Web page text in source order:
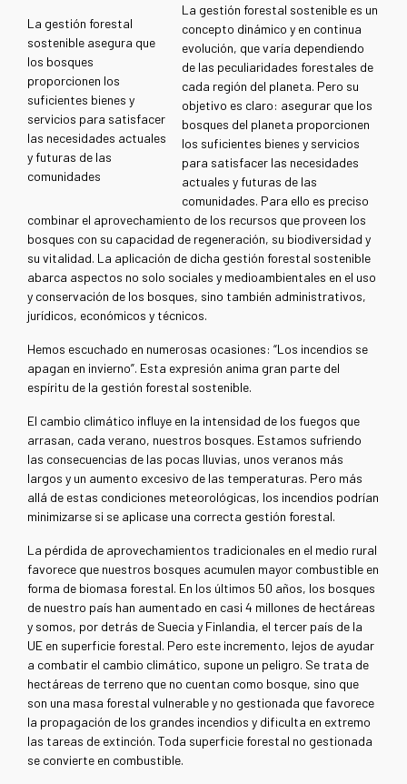
La gestión forestal
sostenible asegura que
los bosques
proporcionen los
suficientes bienes y
servicios para satisfacer
las necesidades actuales
y futuras de las
comunidades
La gestión forestal sostenible es un
concepto dinámico y en continua
evolución, que varía dependiendo
de las peculiaridades forestales de
cada región del planeta. Pero su
objetivo es claro: asegurar que los
bosques del planeta proporcionen
los suficientes bienes y servicios
para satisfacer las necesidades
actuales y futuras de las
comunidades. Para ello es preciso
combinar el aprovechamiento de los recursos que proveen los
bosques con su capacidad de regeneración, su biodiversidad y
su vitalidad. La aplicación de dicha gestión forestal sostenible
abarca aspectos no solo sociales y medioambientales en el uso
y conservación de los bosques, sino también administrativos,
jurídicos, económicos y técnicos.
Hemos escuchado en numerosas ocasiones: “Los incendios se
apagan en invierno”. Esta expresión anima gran parte del
espíritu de la gestión forestal sostenible.
El cambio climático influye en la intensidad de los fuegos que
arrasan, cada verano, nuestros bosques. Estamos sufriendo
las consecuencias de las pocas lluvias, unos veranos más
largos y un aumento excesivo de las temperaturas. Pero más
allá de estas condiciones meteorológicas, los incendios podrían
minimizarse si se aplicase una correcta gestión forestal.
La pérdida de aprovechamientos tradicionales en el medio rural
favorece que nuestros bosques acumulen mayor combustible en
forma de biomasa forestal. En los últimos 50 años, los bosques
de nuestro país han aumentado en casi 4 millones de hectáreas
y somos, por detrás de Suecia y Finlandia, el tercer país de la
UE en superficie forestal. Pero este incremento, lejos de ayudar
a combatir el cambio climático, supone un peligro. Se trata de
hectáreas de terreno que no cuentan como bosque, sino que
son una masa forestal vulnerable y no gestionada que favorece
la propagación de los grandes incendios y dificulta en extremo
las tareas de extinción. Toda superficie forestal no gestionada
se convierte en combustible.